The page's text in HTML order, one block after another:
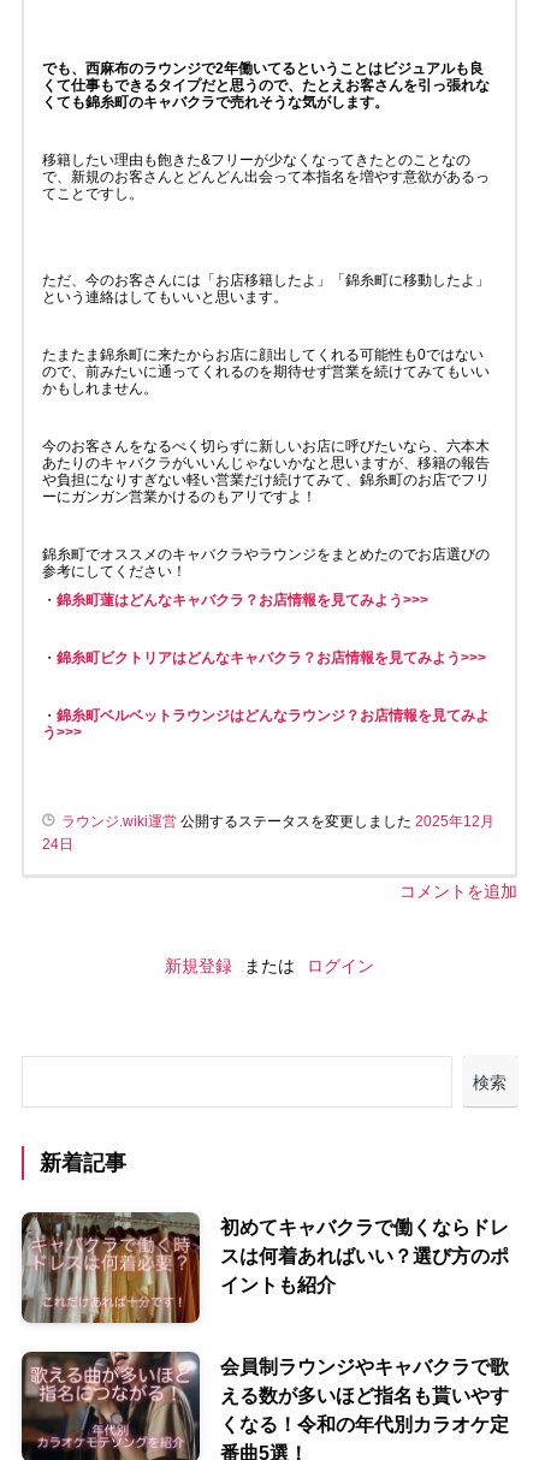
でも、西麻布のラウンジで2年働いてるということはビジュアルも良
くて仕事もできるタイプだと思うので、たとえお客さんを引っ張れな
くても錦糸町のキャバクラで売れそうな気がします。
移籍したい理由も飽きた&フリーが少なくなってきたとのことなの
で、新規のお客さんとどんどん出会って本指名を増やす意欲があるっ
てことですし。
ただ、今のお客さんには「お店移籍したよ」「錦糸町に移動したよ」
という連絡はしてもいいと思います。
たまたま錦糸町に来たからお店に顔出してくれる可能性も0ではない
ので、前みたいに通ってくれるのを期待せず営業を続けてみてもいい
かもしれません。
今のお客さんをなるべく切らずに新しいお店に呼びたいなら、六本木
あたりのキャバクラがいいんじゃないかなと思いますが、移籍の報告
や負担になりすぎない軽い営業だけ続けてみて、錦糸町のお店でフリ
ーにガンガン営業かけるのもアリですよ！
錦糸町でオススメのキャバクラやラウンジをまとめたのでお店選びの
参考にしてください！
・ 錦糸町蓮はどんなキャバクラ？お店情報を見てみよう>>>
・ 錦糸町ビクトリアはどんなキャバクラ？お店情報を見てみよう>>>
・ 錦糸町ベルベットラウンジはどんなラウンジ？お店情報を見てみよ
う>>>
ラウンジ.wiki運営公開するステータスを変更しました 2025年12月
24日
コメントを追加
新規登録 または ログイン
検索
新着記事
初めてキャバクラで働くならドレ
スは何着あればいい？選び方のポ
イントも紹介
会員制ラウンジやキャバクラで歌
える数が多いほど指名も貰いやす
くなる！令和の年代別カラオケ定
番曲5選！